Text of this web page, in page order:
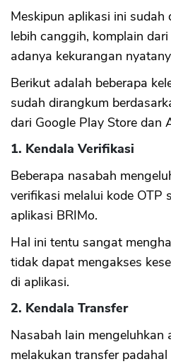
Meskipun aplikasi ini sudah
lebih canggih, komplain
adanya kekurangan
Berikut adalah beberapa
sudah dirangkum
dari Google Play Store dan
1. Kendala Verifikasi
Beberapa nasabah
verifikasi melalui kode OTP
aplikasi BRIMo.
Hal ini tentu sangat
tidak dapat mengakses
di aplikasi.
2. Kendala Transfer
Nasabah lain mengeluhkan
melakukan transfer